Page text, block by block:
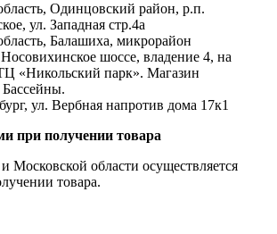
Одинцовский район, р.п.
ул. Западная стр.4a
Балашиха, микрорайон
шоссе, владение 4, на
«Никольский парк». Магазин
ул. Вербная напротив дома 17к1
при получении товара
Московской области осуществляется
товара.